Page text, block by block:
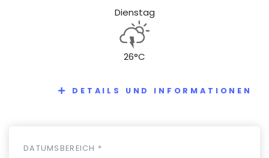
Dienstag
26°C
DETAILS UND INFORMATIONEN
DATUMSBEREICH *